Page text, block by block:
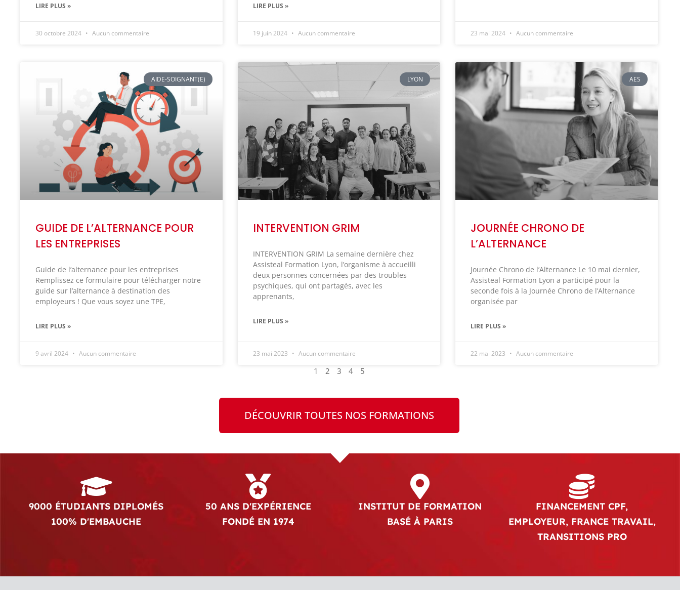
LIRE PLUS »
30 octobre 2024 Aucun commentaire
LIRE PLUS »
19 juin 2024 Aucun commentaire 23 mai 2024 Aucun commentaire
AIDE-SOIGNANT(E)
GUIDE DE L’ALTERNANCE POUR
LES ENTREPRISES
Guide de l’alternance pour les entreprises
Remplissez ce formulaire pour télécharger notre
guide sur l’alternance à destination des
employeurs ! Que vous soyez une TPE,
LIRE PLUS »
9 avril 2024 Aucun commentaire
LYON
INTERVENTION GRIM
INTERVENTION GRIM La semaine dernière chez
Assisteal Formation Lyon, l’organisme à accueilli
deux personnes concernées par des troubles
psychiques, qui ont partagés, avec les
apprenants,
LIRE PLUS »
23 mai 2023 Aucun commentaire
AES
JOURNÉE CHRONO DE
L’ALTERNANCE
Journée Chrono de l’Alternance Le 10 mai dernier,
Assisteal Formation Lyon a participé pour la
seconde fois à la Journée Chrono de l’Alternance
organisée par
LIRE PLUS »
22 mai 2023 Aucun commentaire
1 2 3 4 5
DÉCOUVRIR TOUTES NOS FORMATIONS
9000 ÉTUDIANTS DIPLOMÉS
100% D'EMBAUCHE
50 ANS D'EXPÉRIENCE
FONDÉ EN 1974
INSTITUT DE FORMATION
BASÉ À PARIS
FINANCEMENT CPF,
EMPLOYEUR, FRANCE TRAVAIL,
TRANSITIONS PRO
Appelez-moi
Brochures
Dossier
d'inscription